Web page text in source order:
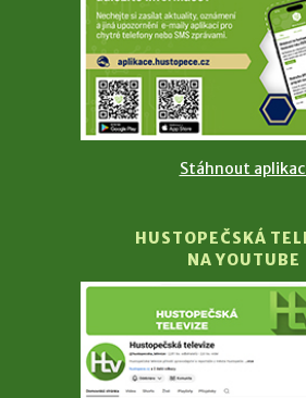
Stáhnout
HUSTOPEČSKÁ
NA YOUTUBE